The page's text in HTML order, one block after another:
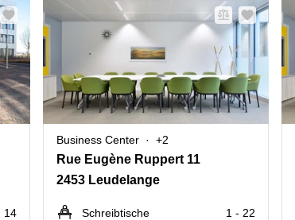
14
Business Center +2
Rue Eugène Ruppert 11
2453 Leudelange
Schreibtische
1 - 22